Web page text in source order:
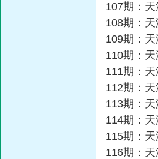
107期：
108期：
109期：
110期：
111期：
112期：
113期：
114期：
115期：
116期：